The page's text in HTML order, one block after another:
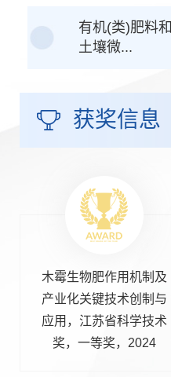
有机(类)肥料和
土壤微...
获奖信息
木霉生物肥作用机制及
产业化关键技术创制与
应用，江苏省科学技术
奖，一等奖，2024